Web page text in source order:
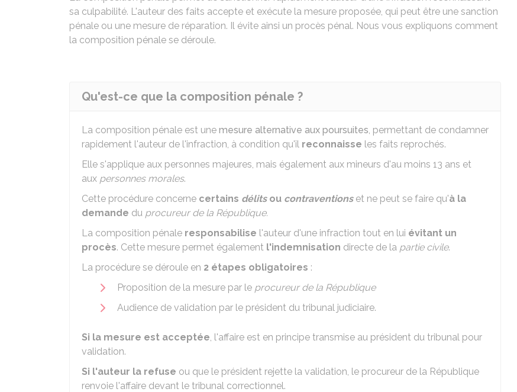
sa culpabilité. L'auteur des faits accepte et exécute la mesure proposée, qui peut être une sanction
pénale ou une mesure de réparation. Il évite ainsi un procès pénal. Nous vous expliquons comment
la composition pénale se déroule.
Qu'est-ce que la composition pénale ?
La composition pénale est une mesure alternative aux poursuites, permettant de condamner
rapidement l'auteur de l'infraction, à condition qu'il reconnaisse les faits reprochés.
Elle s'applique aux personnes majeures, mais également aux mineurs d'au moins 13 ans et
aux personnes morales.
Cette procédure concerne certains délitsou contraventionset ne peut se faire qu'à la
demande du procureur de la République.
La composition pénale responsabilise l'auteur d'une infraction tout en lui évitant un
procès. Cette mesure permet également l'indemnisation directe de la partie civile.
La procédure se déroule en 2 étapes obligatoires :
Proposition de la mesure par le procureur de la République
Audience de validation par le président du tribunal judiciaire.
Si la mesure est acceptée, l'affaire est en principe transmise au président du tribunal pour
validation.
Si l'auteur la refuse ou que le président rejette la validation, le procureur de la République
renvoie l'affaire devant le tribunal correctionnel.